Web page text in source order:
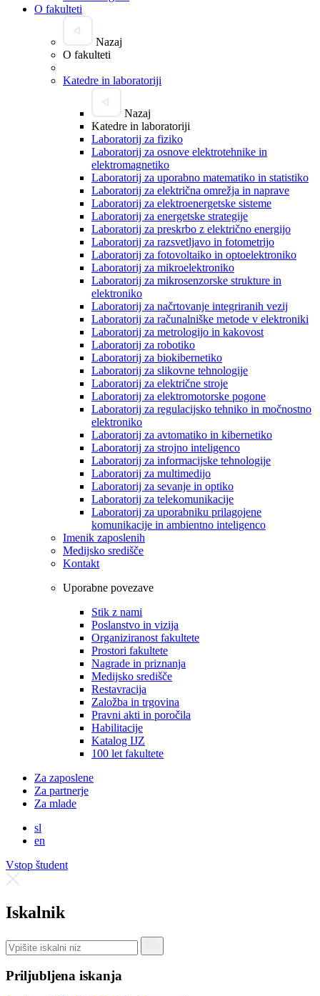
O fakulteti
Nazaj
O fakulteti
Katedre in laboratoriji
Nazaj
Katedre in laboratoriji
Laboratorij za fiziko
Laboratorij za osnove elektrotehnike in
elektromagnetiko
Laboratorij za uporabno matematiko in statistiko
Laboratorij za električna omrežja in naprave
Laboratorij za elektroenergetske sisteme
Laboratorij za energetske strategije
Laboratorij za preskrbo z električno energijo
Laboratorij za razsvetljavo in fotometrijo
Laboratorij za fotovoltaiko in optoelektroniko
Laboratorij za mikroelektroniko
Laboratorij za mikrosenzorske strukture in
elektroniko
Laboratorij za načrtovanje integriranih vezij
Laboratorij za računalniške metode v elektroniki
Laboratorij za metrologijo in kakovost
Laboratorij za robotiko
Laboratorij za biokibernetiko
Laboratorij za slikovne tehnologije
Laboratorij za električne stroje
Laboratorij za elektromotorske pogone
Laboratorij za regulacijsko tehniko in močnostno
elektroniko
Laboratorij za avtomatiko in kibernetiko
Laboratorij za strojno inteligenco
Laboratorij za informacijske tehnologije
Laboratorij za multimedijo
Laboratorij za sevanje in optiko
Laboratorij za telekomunikacije
Laboratorij za uporabniku prilagojene
komunikacije in ambientno inteligenco
Imenik zaposlenih
Medijsko središče
Kontakt
Uporabne povezave
Stik z nami
Poslanstvo in vizija
Organiziranost fakultete
Prostori fakultete
Nagrade in priznanja
Medijsko središče
Restavracija
Založba in trgovina
Pravni akti in poročila
Habilitacije
Katalog IJZ
100 let fakultete
Za zaposlene
Za partnerje
Za mlade
sl
en
Vstop študent
Iskalnik
Priljubljena iskanja